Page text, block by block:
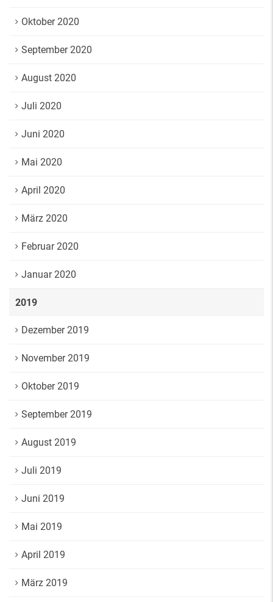
Oktober 2020
September 2020
August 2020
Juli 2020
Juni 2020
Mai 2020
April 2020
März 2020
Februar 2020
Januar 2020
2019
Dezember 2019
November 2019
Oktober 2019
September 2019
August 2019
Juli 2019
Juni 2019
Mai 2019
April 2019
März 2019